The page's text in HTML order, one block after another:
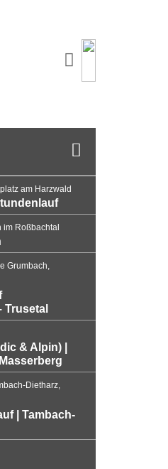
am Harzwald
im Roßbachtal
Grumbach,
Trusetal
& Alpin) |
Dietharz,
| Tambach-